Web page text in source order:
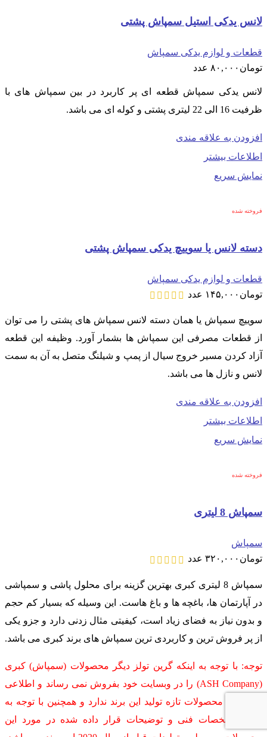
لانس یدکی استیل سمپاش پشتی
قطعات و لوازم یدکی سمپاش
تومان ۸۰,۰۰۰ عدد
لانس یدکی سمپاش قطعه ای پر کاربرد در بین سمپاش های با
ظرفیت 16 الی 22 لیتری پشتی و کوله ای می باشد.
افزودن به علاقه مندی
اطلاعات بیشتر
نمایش سریع
فروخته شده
دسته لانس یا سوییچ یدکی سمپاش پشتی
قطعات و لوازم یدکی سمپاش
تومان ۱۴۵,۰۰۰ عدد
سوییچ سمپاش یا همان دسته لانس سمپاش های پشتی را می توان
از قطعات مصرفی این سمپاش ها بشمار آورد. وظیفه این قطعه
آزاد کردن مسیر خروج سیال از پمپ و شیلنگ متصل به آن به سمت
لانس و نازل ها می باشد.
افزودن به علاقه مندی
اطلاعات بیشتر
نمایش سریع
فروخته شده
سمپاش 8 لیتری
سمپاش
تومان ۳۲۰,۰۰۰ عدد
سمپاش 8 لیتری کبری بهترین گزینه برای محلول پاشی و سمپاشی
در آپارتمان ها، باغچه ها و باغ هاست. این وسیله که بسیار کم حجم
و بدون نیاز به فضای زیاد است، کیفیتی مثال زدنی دارد و جزو یکی
از پر فروش ترین و کاربردی ترین سمپاش های برند کبری می باشد.
توجه: با توجه به اینکه گرین تولز دیگر محصولات (سمپاش) کبری
(ASH Company) را در وبسایت خود بفروش نمی رساند و اطلاعی
از کیفیت محصولات تازه تولید این برند ندارد و همچنین با توجه به
اینکه مشخصات فنی و توضیحات قرار داده شده در مورد این